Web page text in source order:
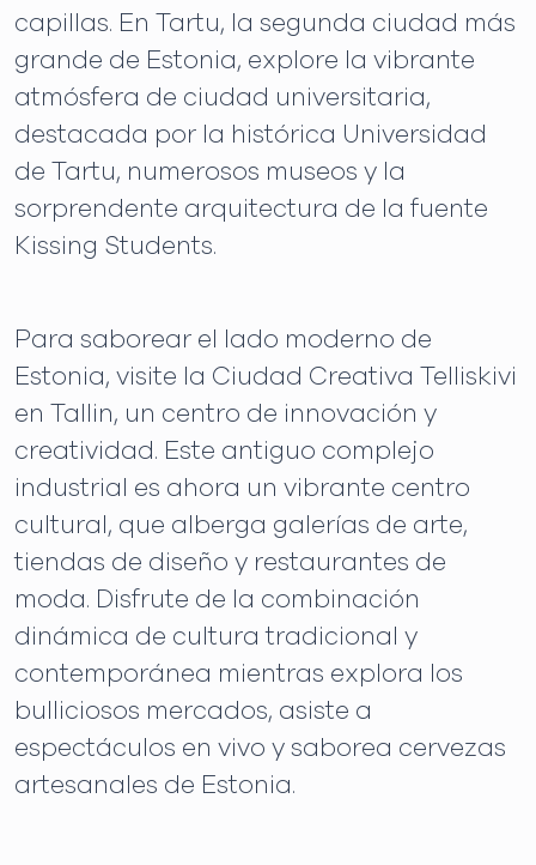
capillas. En Tartu, la segunda ciudad más
grande de Estonia, explore la vibrante
atmósfera de ciudad universitaria,
destacada por la histórica Universidad
de Tartu, numerosos museos y la
sorprendente arquitectura de la fuente
Kissing Students.
Para saborear el lado moderno de
Estonia, visite la Ciudad Creativa Telliskivi
en Tallin, un centro de innovación y
creatividad. Este antiguo complejo
industrial es ahora un vibrante centro
cultural, que alberga galerías de arte,
tiendas de diseño y restaurantes de
moda. Disfrute de la combinación
dinámica de cultura tradicional y
contemporánea mientras explora los
bulliciosos mercados, asiste a
espectáculos en vivo y saborea cervezas
artesanales de Estonia.